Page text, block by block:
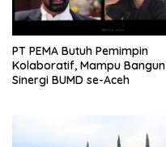
PT PEMA Butuh Pemimpin
Kolaboratif, Mampu Bangun
Sinergi BUMD se-Aceh